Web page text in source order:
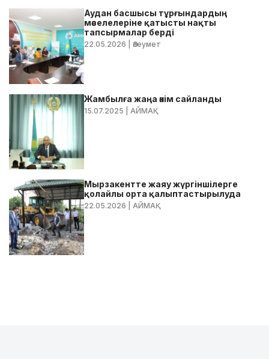
Аудан басшысы тұрғындардың
мәселелеріне қатысты нақты
тапсырмалар берді
22.05.2026 | Әлеумет
Жамбылға жаңа әкім сайланды
15.07.2025 | АЙМАҚ
Мырзакентте жаяу жүргіншілерге
қолайлы орта қалыптастырылуда
22.05.2026 | АЙМАҚ